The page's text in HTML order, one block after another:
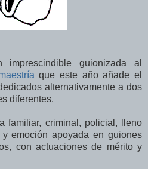
guionizada al
que este año añade el
alternativamente a dos
diferentes.
familiar, criminal, policial, lleno
emoción apoyada en guiones
con actuaciones de mérito y